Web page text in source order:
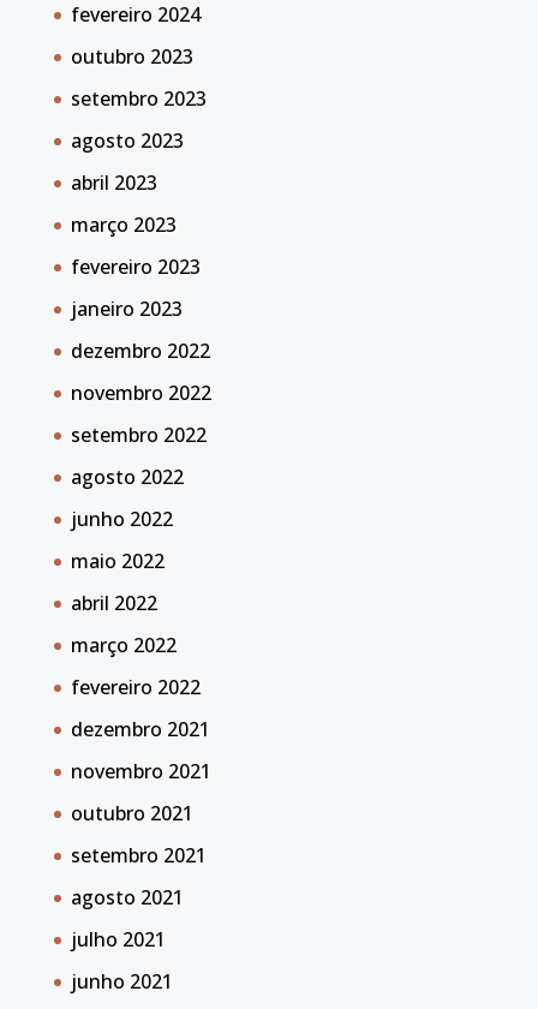
fevereiro 2024
outubro 2023
setembro 2023
agosto 2023
abril 2023
março 2023
fevereiro 2023
janeiro 2023
dezembro 2022
novembro 2022
setembro 2022
agosto 2022
junho 2022
maio 2022
abril 2022
março 2022
fevereiro 2022
dezembro 2021
novembro 2021
outubro 2021
setembro 2021
agosto 2021
julho 2021
junho 2021